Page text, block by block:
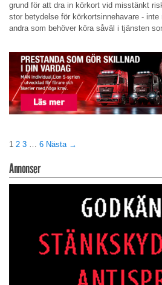
grund för att dra in körkort vid misstänkt
stor betydelse för körkortsinnehavare -
andra som behöver köra såväl i tjänsten
1 2 3 6 Nästa →
Annonser